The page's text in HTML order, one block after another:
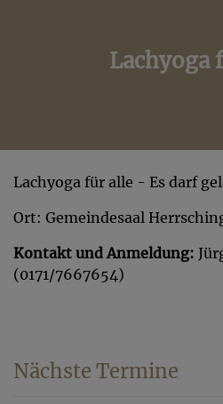
Lachyoga
Lachyoga für alle - Es darf
Ort: Gemeindesaal
Kontakt und Anmeldung:
(0171/7667654)
Nächste Termine